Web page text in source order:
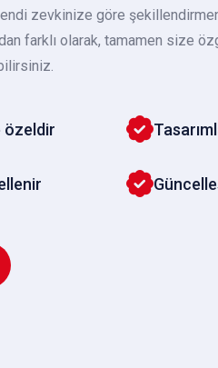
zevkinize göre
farklı olarak, tamamen size
özeldir